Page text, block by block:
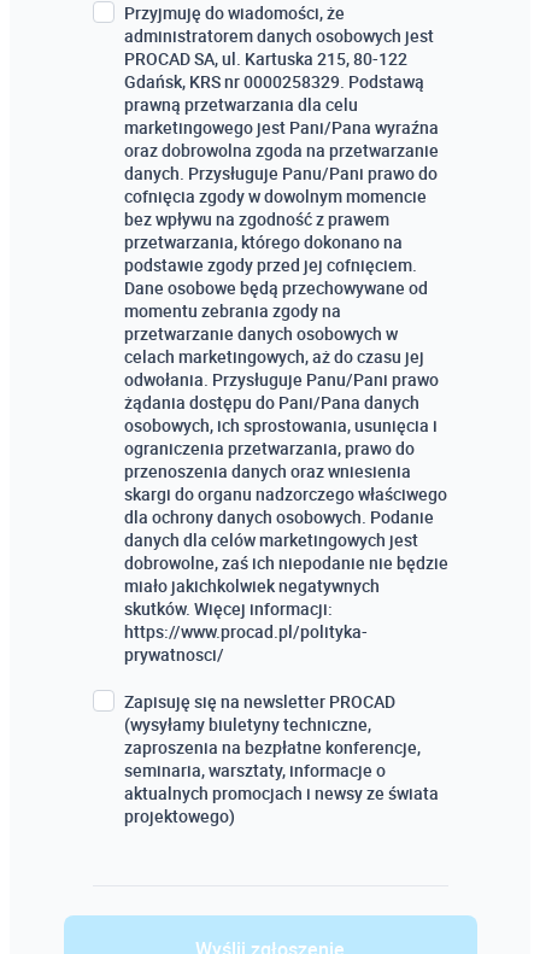
Przyjmuję do wiadomości, że
administratorem danych osobowych jest
PROCAD SA, ul. Kartuska 215, 80-122
Gdańsk, KRS nr 0000258329. Podstawą
prawną przetwarzania dla celu
marketingowego jest Pani/Pana wyraźna
oraz dobrowolna zgoda na przetwarzanie
danych. Przysługuje Panu/Pani prawo do
cofnięcia zgody w dowolnym momencie
bez wpływu na zgodność z prawem
przetwarzania, którego dokonano na
podstawie zgody przed jej cofnięciem.
Dane osobowe będą przechowywane od
momentu zebrania zgody na
przetwarzanie danych osobowych w
celach marketingowych, aż do czasu jej
odwołania. Przysługuje Panu/Pani prawo
żądania dostępu do Pani/Pana danych
osobowych, ich sprostowania, usunięcia i
ograniczenia przetwarzania, prawo do
przenoszenia danych oraz wniesienia
skargi do organu nadzorczego właściwego
dla ochrony danych osobowych. Podanie
danych dla celów marketingowych jest
dobrowolne, zaś ich niepodanie nie będzie
miało jakichkolwiek negatywnych
skutków. Więcej informacji:
https://www.procad.pl/polityka-
prywatnosci/
Zapisuję się na newsletter PROCAD
(wysyłamy biuletyny techniczne,
zaproszenia na bezpłatne konferencje,
seminaria, warsztaty, informacje o
aktualnych promocjach i newsy ze świata
projektowego)